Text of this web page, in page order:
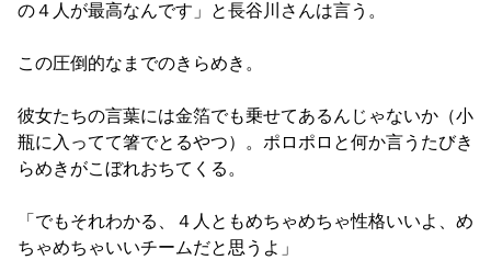
の４人が最高なんです」と長谷川さんは言う。
この圧倒的なまでのきらめき。
彼女たちの言葉には金箔でも乗せてあるんじゃないか（小
瓶に入ってて箸でとるやつ）。ポロポロと何か言うたびき
らめきがこぼれおちてくる。
「でもそれわかる、４人ともめちゃめちゃ性格いいよ、め
ちゃめちゃいいチームだと思うよ」